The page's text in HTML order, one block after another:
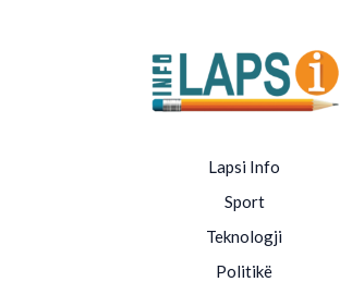
Lapsi Info
Sport
Teknologji
Politikë